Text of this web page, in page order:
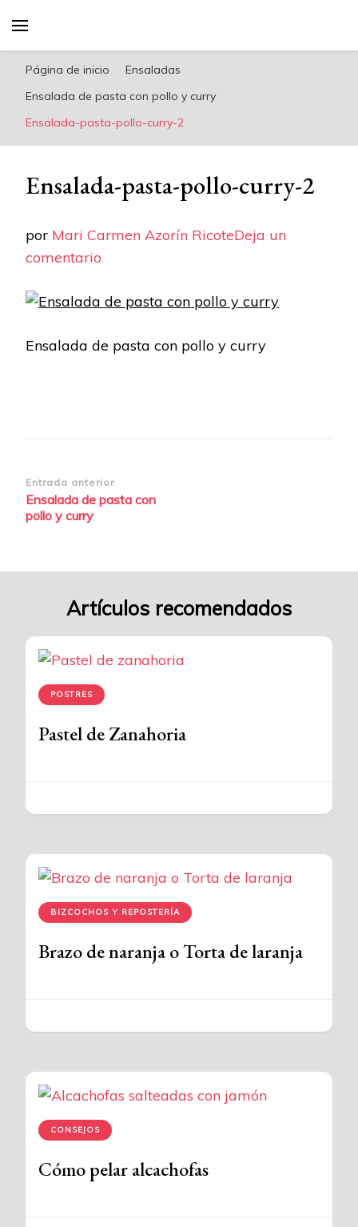
riconoricote.com es un blog de cocina sana,
fácil, saludable y dieta mediterránea
Página de inicio
Ensaladas
Ensalada de pasta con pollo y curry
Ensalada-pasta-pollo-curry-2
Ensalada-pasta-pollo-curry-2
por Mari Carmen Azorín RicoteDeja un
comentario
pasta-
curry-
Ensalada de pasta con pollo y curry
Navegación
de
Entrada anterior
Ensalada de pasta con
pollo y curry
Artículos recomendados
POSTRES
Pastel de Zanahoria
BIZCOCHOS Y REPOSTERÍA
Brazo de naranja o Torta de laranja
CONSEJOS
Cómo pelar alcachofas